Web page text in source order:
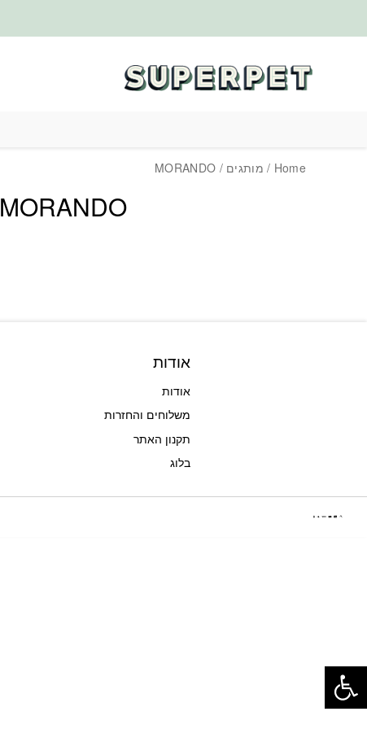
Home
/ מותגים / MORANDO
MORANDO
אודות
אודות
משלוחים והחזרות
תקנון האתר
בלוג
פתח סרגל נגישות